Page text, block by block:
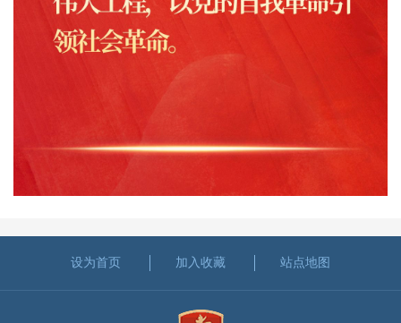
设为首页 加入收藏 站点地图